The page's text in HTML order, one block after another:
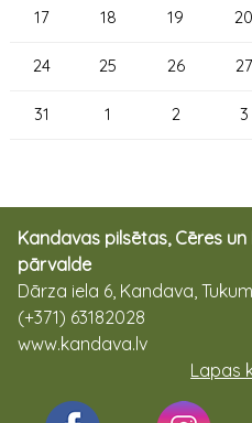
17 18 19 20
24 25 26 27
31 1 2 3
Kandavas pilsētas, Cēres
pārvalde
Dārza iela 6, Kandava,
(+371) 63182028
www.kandava.lv
Lapas